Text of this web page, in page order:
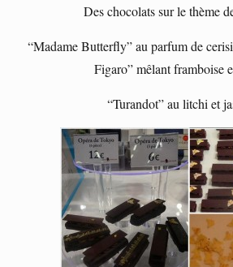
Des chocolats sur le thème
“Madame Butterfly” au parfum de
Figaro” mêlant framboise
“Turandot” au litchi et